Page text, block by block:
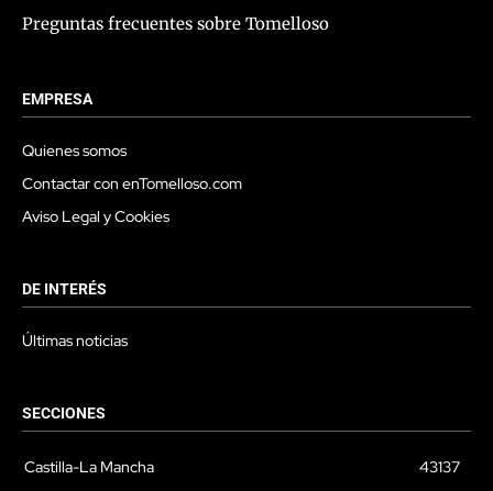
Preguntas frecuentes sobre Tomelloso
EMPRESA
Quienes somos
Contactar con enTomelloso.com
Aviso Legal y Cookies
DE INTERÉS
Últimas noticias
SECCIONES
Castilla-La Mancha
43137